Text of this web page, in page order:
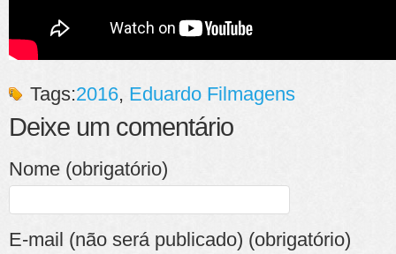
Tags:2016, Eduardo Filmagens
Deixe um comentário
Nome (obrigatório)
E-mail (não será publicado) (obrigatório)